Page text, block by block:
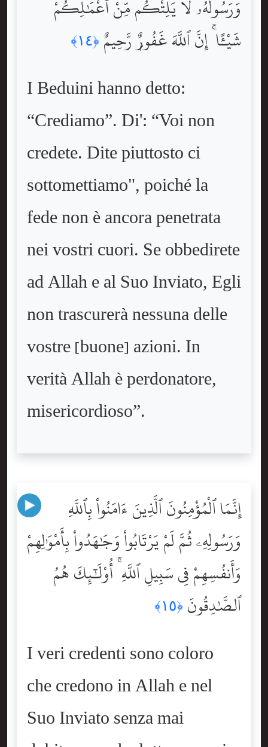
وَرَسُولَهُۥ لَا يَلِتْكُم مِّنْ أَعْمَٰلِكُمْ
شَيْـًٔا ۚ إِنَّ ٱللَّهَ غَفُورٌۭ رَّحِيمٌ ﴿١٤﴾
I Beduini hanno detto:
“Crediamo”. Di': “Voi non
credete. Dite piuttosto ci
sottomettiamo", poiché la
fede non è ancora penetrata
nei vostri cuori. Se obbedirete
ad Allah e al Suo Inviato, Egli
non trascurerà nessuna delle
vostre [buone] azioni. In
verità Allah è perdonatore,
misericordioso”.
إِنَّمَا ٱلْمُؤْمِنُونَ ٱلَّذِينَ ءَامَنُواْ بِٱللَّهِ
وَرَسُولِهِۦ ثُمَّ لَمْ يَرْتَابُواْ وَجَٰهَدُواْ بِأَمْوَٰلِهِمْ
وَأَنفُسِهِمْ فِى سَبِيلِ ٱللَّهِ ۚ أُوْلَٰٓئِكَ هُمُ
ٱلصَّٰدِقُونَ ﴿١٥﴾
I veri credenti sono coloro
che credono in Allah e nel
Suo Inviato senza mai